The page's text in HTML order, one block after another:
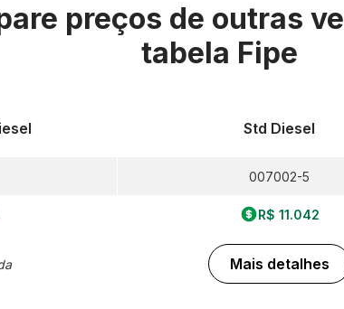
preços de outras
tabela Fipe
Std Diesel
007002-5
R$ 11.042
Mais detalhes